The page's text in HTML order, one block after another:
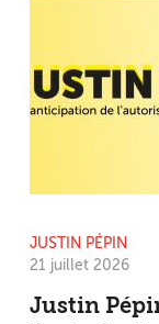
JUSTIN PÉPIN
21 juillet 2026
Justin